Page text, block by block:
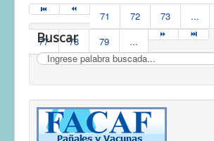
71
72 73 ...
77
78 79 ...
Buscar
Buscar